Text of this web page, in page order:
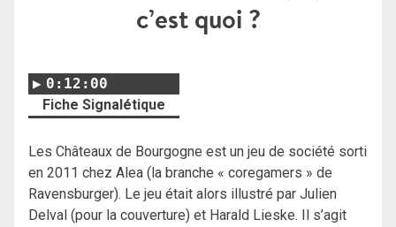
c’est quoi ?
0:12:00
Fiche Signalétique
Les Châteaux de Bourgogne est un jeu de société sorti
en 2011 chez Alea (la branche « coregamers » de
Ravensburger). Le jeu était alors illustré par Julien
Delval (pour la couverture) et Harald Lieske. Il s’agit